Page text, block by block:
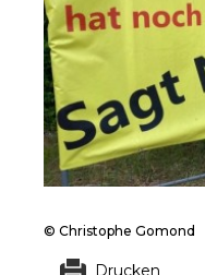
© Christophe Gomond
Drucken